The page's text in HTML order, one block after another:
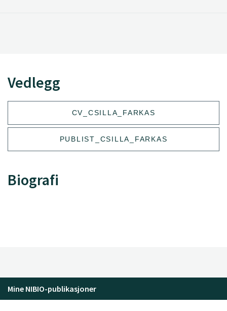
Vedlegg
CV_CSILLA_FARKAS
PUBLIST_CSILLA_FARKAS
Biografi
Mine NIBIO-publikasjoner